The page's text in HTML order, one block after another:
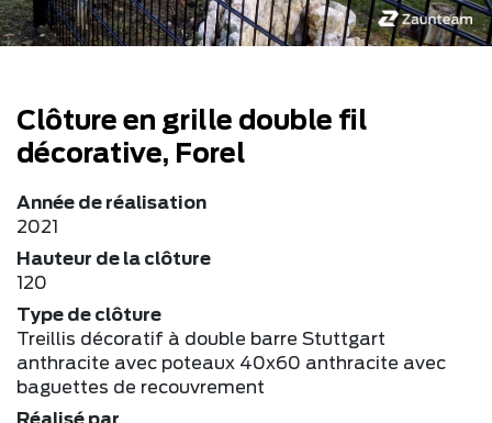
Clôture en grille double fil
décorative, Forel
Année de réalisation
2021
Hauteur de la clôture
120
Type de clôture
Treillis décoratif à double barre Stuttgart
anthracite avec poteaux 40x60 anthracite avec
baguettes de recouvrement
Réalisé par